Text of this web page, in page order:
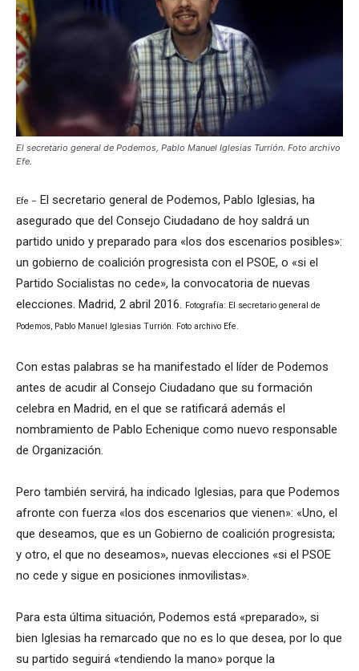
El secretario general de Podemos, Pablo Manuel Iglesias Turrión. Foto archivo
Efe.
Efe – El secretario general de Podemos, Pablo Iglesias, ha
asegurado que del Consejo Ciudadano de hoy saldrá un
partido unido y preparado para «los dos escenarios posibles»:
un gobierno de coalición progresista con el PSOE, o «si el
Partido Socialistas no cede», la convocatoria de nuevas
elecciones. Madrid, 2 abril 2016. Fotografía: El secretario general de
Podemos, Pablo Manuel Iglesias Turrión. Foto archivo Efe.
Con estas palabras se ha manifestado el líder de Podemos
antes de acudir al Consejo Ciudadano que su formación
celebra en Madrid, en el que se ratificará además el
nombramiento de Pablo Echenique como nuevo responsable
de Organización.
Pero también servirá, ha indicado Iglesias, para que Podemos
afronte con fuerza «los dos escenarios que vienen»: «Uno, el
que deseamos, que es un Gobierno de coalición progresista;
y otro, el que no deseamos», nuevas elecciones «si el PSOE
no cede y sigue en posiciones inmovilistas».
Para esta última situación, Podemos está «preparado», si
bien Iglesias ha remarcado que no es lo que desea, por lo que
su partido seguirá «tendiendo la mano» porque la